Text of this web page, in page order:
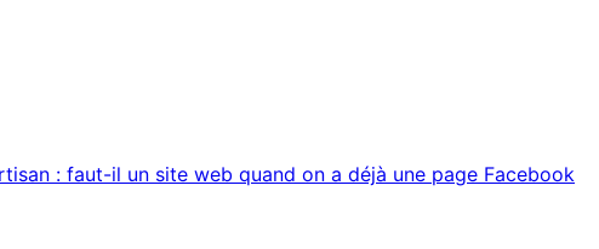
: faut-il un site web quand on a déjà une page Facebook